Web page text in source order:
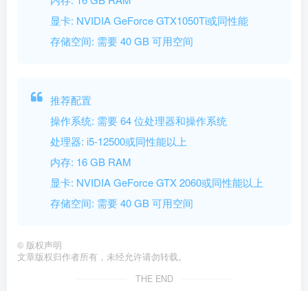
显卡: NVIDIA GeForce GTX1050Ti或同性能
存储空间: 需要 40 GB 可用空间
推荐配置
操作系统: 需要 64 位处理器和操作系统
处理器: i5-12500或同性能以上
内存: 16 GB RAM
显卡: NVIDIA GeForce GTX 2060或同性能以上
存储空间: 需要 40 GB 可用空间
© 版权声明
文章版权归作者所有，未经允许请勿转载。
THE END